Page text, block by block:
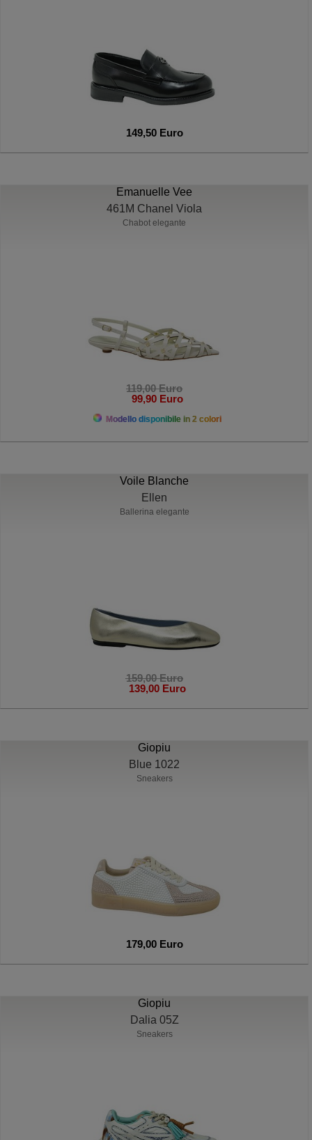
149,50 Euro
Emanuelle Vee
461M Chanel Viola
Chabot elegante
119,00 Euro
99,90 Euro
Modello disponibile in 2 colori
Voile Blanche
Ellen
Ballerina elegante
159,00 Euro
139,00 Euro
Giopiu
Blue 1022
Sneakers
179,00 Euro
Giopiu
Dalia 05Z
Sneakers